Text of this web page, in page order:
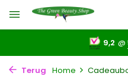
9,2 @
Terug Home